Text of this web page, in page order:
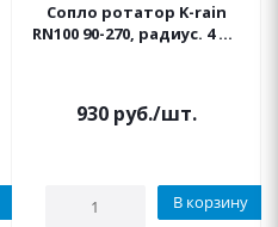
Сопло ротатор K-rain
RN100 90-270, радиус. 4 м -
930 руб./шт.
В корзину